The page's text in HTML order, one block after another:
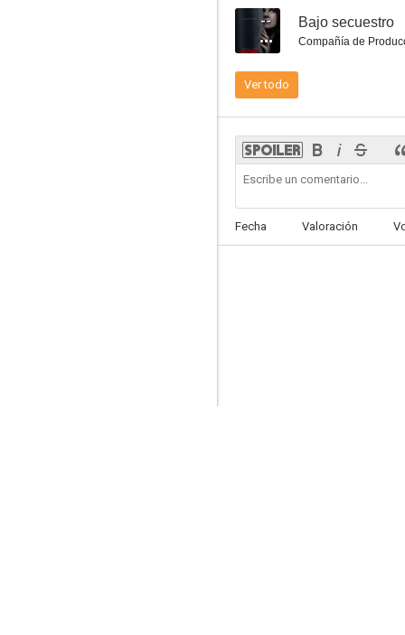
Malicious Mind Games
--
-- Bajo secuestro
Compañía de
Ver todo
Fecha Valoración